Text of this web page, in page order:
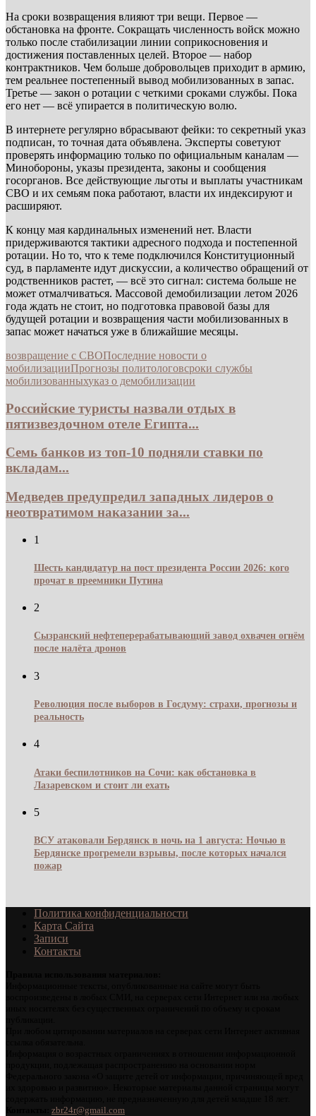
На сроки возвращения влияют три вещи. Первое —
обстановка на фронте. Сокращать численность войск можно
только после стабилизации линии соприкосновения и
достижения поставленных целей. Второе — набор
контрактников. Чем больше добровольцев приходит в армию,
тем реальнее постепенный вывод мобилизованных в запас.
Третье — закон о ротации с четкими сроками службы. Пока
его нет — всё упирается в политическую волю.
В интернете регулярно вбрасывают фейки: то секретный указ
подписан, то точная дата объявлена. Эксперты советуют
проверять информацию только по официальным каналам —
Минобороны, указы президента, законы и сообщения
госорганов. Все действующие льготы и выплаты участникам
СВО и их семьям пока работают, власти их индексируют и
расширяют.
К концу мая кардинальных изменений нет. Власти
придерживаются тактики адресного подхода и постепенной
ротации. Но то, что к теме подключился Конституционный
суд, в парламенте идут дискуссии, а количество обращений от
родственников растет, — всё это сигнал: система больше не
может отмалчиваться. Массовой демобилизации летом 2026
года ждать не стоит, но подготовка правовой базы для
будущей ротации и возвращения части мобилизованных в
запас может начаться уже в ближайшие месяцы.
возвращение с СВОПоследние новости о
мобилизацииПрогнозы политологовсроки службы
мобилизованныхуказ о демобилизации
Российские туристы назвали отдых в
пятизвездочном отеле Египта...
Семь банков из топ-10 подняли ставки по
вкладам...
Медведев предупредил западных лидеров о
неотвратимом наказании за...
1
Шесть кандидатур на пост президента России 2026: кого
прочат в преемники Путина
2
Сызранский нефтеперерабатывающий завод охвачен огнём
после налёта дронов
3
Революция после выборов в Госдуму: страхи, прогнозы и
реальность
4
Атаки беспилотников на Сочи: как обстановка в
Лазаревском и стоит ли ехать
5
ВСУ атаковали Бердянск в ночь на 1 августа: Ночью в
Бердянске прогремели взрывы, после которых начался
пожар
Политика конфиденциальности
Карта Сайта
Записи
Контакты
zbr24r@gmail.com